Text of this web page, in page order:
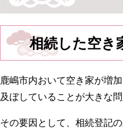
相続した空き
鹿嶋市内おいて空き家が増
及ぼしていることが大きな
その要因として、相続登記